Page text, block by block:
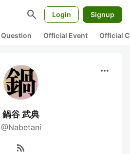
search Login Signup
Question Official Event Official
more_horiz
鍋谷 武典
@Nabetani
rss_feed